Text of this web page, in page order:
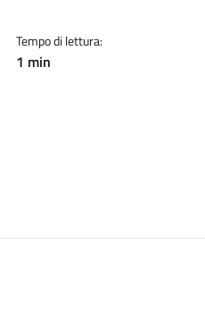
Tempo di lettura:
1 min